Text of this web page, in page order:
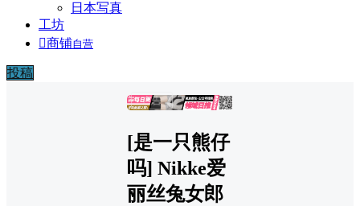
日本写真
工坊
商铺自营
投稿
广告
[是一只熊仔
吗] Nikke爱
丽丝兔女郎